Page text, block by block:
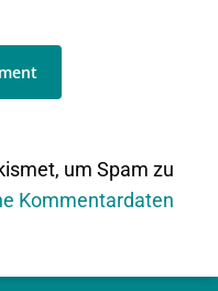
um Spam zu
Kommentardaten